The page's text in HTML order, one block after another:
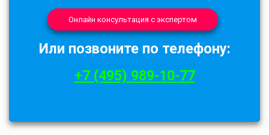
Онлайн консультация с экспертом
Или позвоните по телефону:
+7 (495) 989-10-77